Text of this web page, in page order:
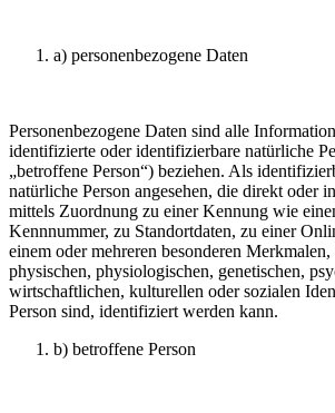
a) personenbezogene Daten
Personenbezogene Daten sind alle
identifizierte oder identifizierbare natürliche
„betroffene Person“) beziehen. Als
natürliche Person angesehen, die direkt oder
mittels Zuordnung zu einer Kennung wie
Kennnummer, zu Standortdaten, zu einer
einem oder mehreren besonderen
physischen, physiologischen, genetischen,
wirtschaftlichen, kulturellen oder sozialen
Person sind, identifiziert werden kann.
b) betroffene Person